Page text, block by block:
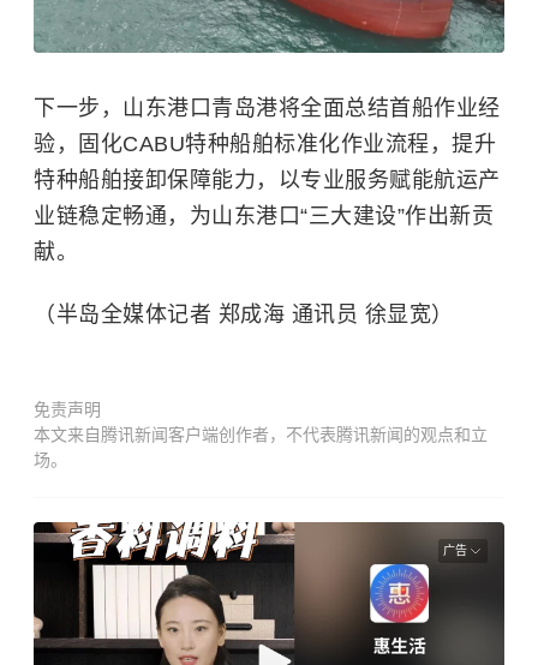
下一步，山东港口青岛港将全面总结首船作业经
验，固化CABU特种船舶标准化作业流程，提升
特种船舶接卸保障能力，以专业服务赋能航运产
业链稳定畅通，为山东港口“三大建设”作出新贡
献。
（半岛全媒体记者 郑成海 通讯员 徐显宽）
免责声明
本文来自腾讯新闻客户端创作者，不代表腾讯新闻的观点和立
场。
广告